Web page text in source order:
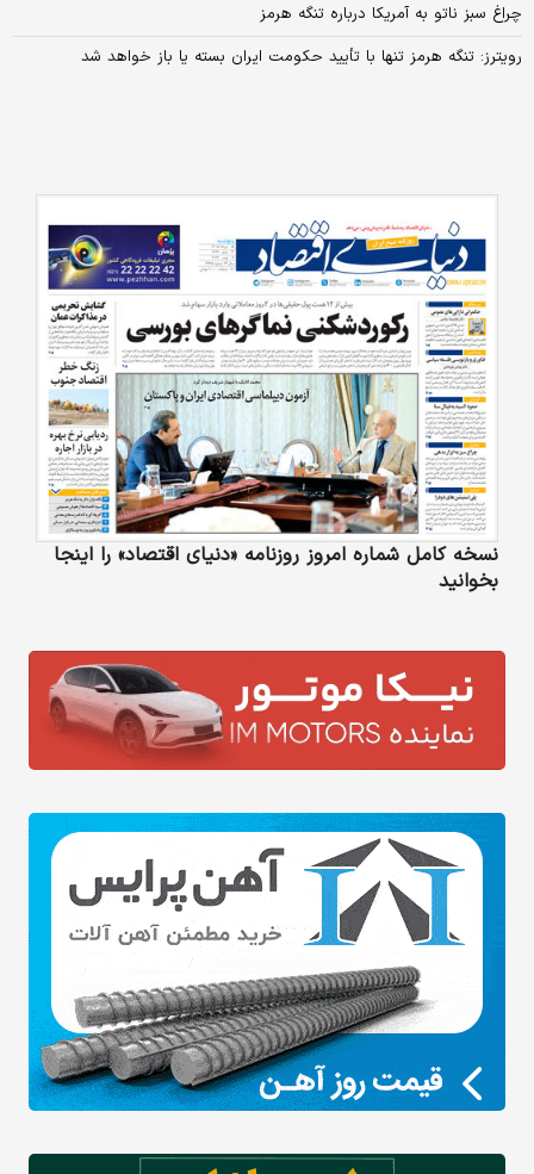
چراغ سبز ناتو به آمریکا درباره تنگه هرمز
رویترز: تنگه هرمز تنها با تأیید حکومت ایران بسته یا باز خواهد شد
نسخه کامل شماره امروز روزنامه «دنیای‌ اقتصاد» را اینجا
بخوانید